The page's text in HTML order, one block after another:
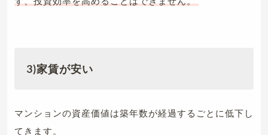
3)家賃が安い
マンションの資産価値は築年数が経過するごとに低下し
てきます。